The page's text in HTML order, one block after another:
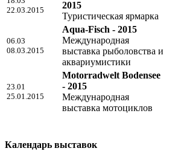
22.03.2015
2015
Туристическая ярмарка
06.03
08.03.2015
Aqua-Fisch - 2015
Международная
выставка рыболовства и
аквариумистики
23.01
25.01.2015
Motorradwelt Bodensee
- 2015
Международная
выставка мотоциклов
Календарь выставок